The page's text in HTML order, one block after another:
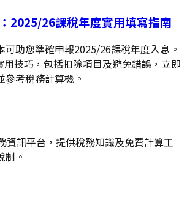
2025/26課稅年度實用填寫指南
可助您準確申報2025/26課稅年度入息。
用技巧，包括扣除項目及避免錯誤，立即
考稅務計算機。
資訊平台，提供稅務知識及免費計算工
制。